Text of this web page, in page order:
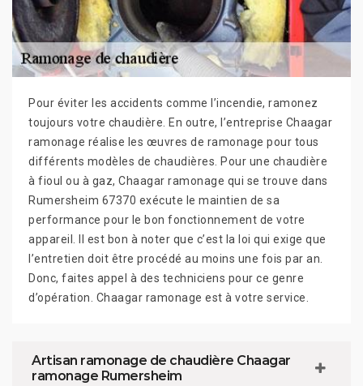
Pour éviter les accidents comme l’incendie, ramonez
toujours votre chaudière. En outre, l’entreprise Chaagar
ramonage réalise les œuvres de ramonage pour tous
différents modèles de chaudières. Pour une chaudière
à fioul ou à gaz, Chaagar ramonage qui se trouve dans
Rumersheim 67370 exécute le maintien de sa
performance pour le bon fonctionnement de votre
appareil. Il est bon à noter que c’est la loi qui exige que
l’entretien doit être procédé au moins une fois par an.
Donc, faites appel à des techniciens pour ce genre
d’opération. Chaagar ramonage est à votre service.
Artisan ramonage de chaudière Chaagar
ramonage Rumersheim